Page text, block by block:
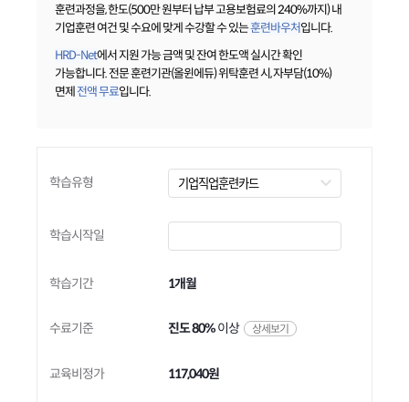
훈련과정을, 한도(500만 원부터 납부 고용보험료의 240%까지) 내
기업훈련 여건 및 수요에 맞게 수강할 수 있는훈련바우처입니다.
HRD-Net에서 지원 가능 금액 및 잔여 한도액 실시간 확인
가능합니다. 전문 훈련기관(올윈에듀) 위탁훈련 시, 자부담(10%)
면제전액 무료입니다.
학습유형
학습시작일
학습기간 1개월
수료기준 진도 80%이상 상세보기
교육비정가 117,040원